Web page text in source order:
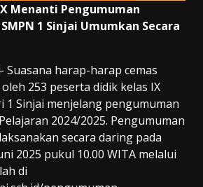
Menanti Pengumuman
1 Sinjai Umumkan Secara
Suasana harap-harap cemas
253 peserta didik kelas IX
1 Sinjai menjelang pengumuman
2024/2025. Pengumuman
secara daring pada
2025 pukul 10.00 WITA melalui
di